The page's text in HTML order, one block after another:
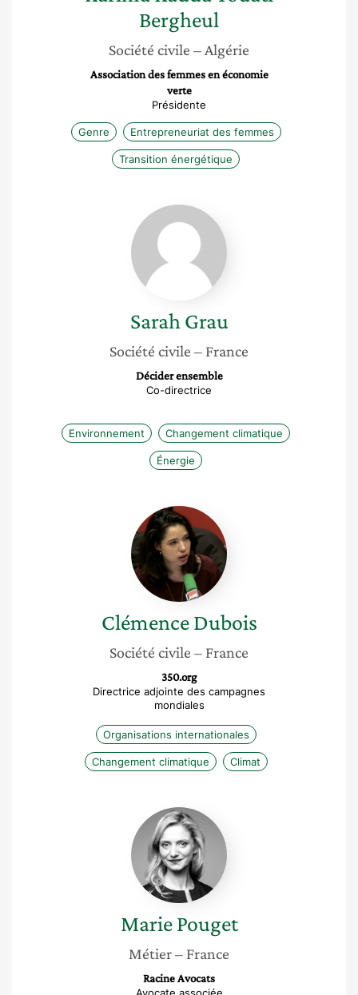
Bergheul
Société civile – Algérie
Association des femmes en économie
verte
Présidente
Genre Entrepreneuriat des femmes
Transition énergétique
Sarah
Grau
Sarah Grau
Société civile – France
Décider ensemble
Co-directrice
Environnement Changement climatique
Énergie
Clémence
Dubois
Clémence Dubois
Société civile – France
350.org
Directrice adjointe des campagnes
mondiales
Organisations internationales
Changement climatique Climat
Marie
Pouget
Marie Pouget
Métier– France
Racine Avocats